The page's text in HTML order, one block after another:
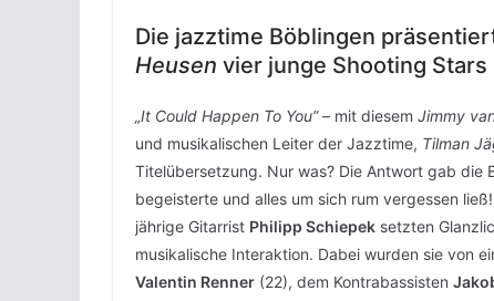
Die jazztime Böblingen
Heusen vier junge Shooting Stars
„It Could Happen To You”– mit diesem Jimmy
und musikalischen Leiter der Jazztime, Tilman
Titelübersetzung. Nur was? Die Antwort gab die
begeisterte und alles um sich rum vergessen
jährige Gitarrist Philipp Schiepek setzten
musikalische Interaktion. Dabei wurden sie von
Valentin Renner (22), dem Kontrabassisten